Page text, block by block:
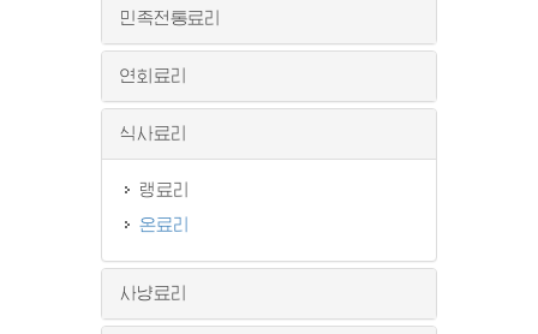
민족전통료리
연회료리
식사료리
랭료리
온료리
사냥료리